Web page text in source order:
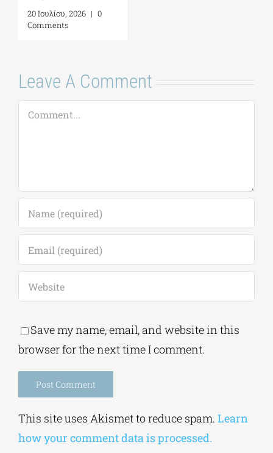
20 Ιουλίου, 2026
0
Comments
Leave A Comment
Comment
Save my name, email, and website in this
browser for the next time I comment.
Alternative:
This site uses Akismet to reduce spam. Learn
how your comment data is processed.